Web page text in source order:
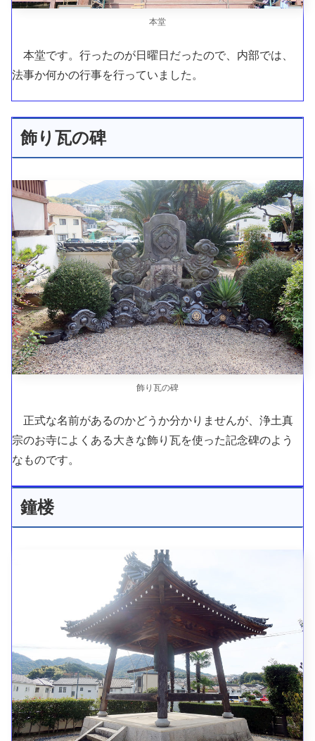
本堂
本堂です。行ったのが日曜日だったので、内部では、
法事か何かの行事を行っていました。
飾り瓦の碑
飾り瓦の碑
正式な名前があるのかどうか分かりませんが、浄土真
宗のお寺によくある大きな飾り瓦を使った記念碑のよう
なものです。
鐘楼